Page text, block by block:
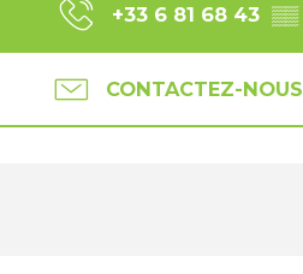
+33 6 81 68 43 ▒▒
CONTACTEZ-NOUS